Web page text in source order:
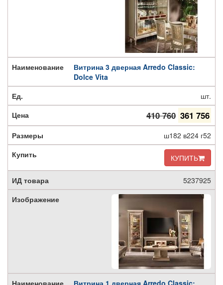
Витрина 3 дверная Arredo Classic:
Dolce Vita
шт.
410 760 361 756
ш182 в224 г52
КУПИТЬ
5237925
Витрина 1 дверная Arredo Classic: